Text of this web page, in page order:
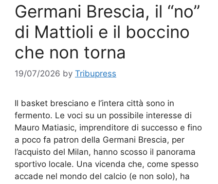
Germani Brescia, il “no”
di Mattioli e il boccino
che non torna
19/07/2026 by Tribupress
Il basket bresciano e l’intera città sono in
fermento. Le voci su un possibile interesse di
Mauro Matiasic, imprenditore di successo e fino
a poco fa patron della Germani Brescia, per
l’acquisto del Milan, hanno scosso il panorama
sportivo locale. Una vicenda che, come spesso
accade nel mondo del calcio (e non solo), ha